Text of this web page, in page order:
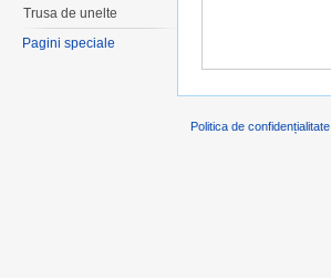
Trusa de unelte
Pagini speciale
Politica de confidențialitate